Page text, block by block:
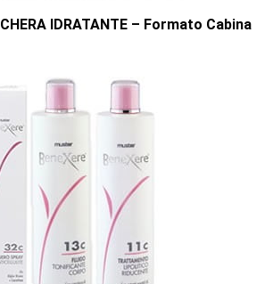
IDRATANTE – Formato Cabina